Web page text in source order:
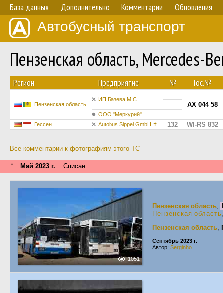
База данных Дополнительно Комментарии Обновления
Автобусный транспорт
Пензенская область,
Регион Предприятие № Гос.№
Пензенская область
ИП Базева М.С.
АХ 044 58
ООО "Меркурий"
Гессен
Autobus Sippel GmbH ✝︎ 132 WI-RS 832
Все комментарии к фотографиям этого ТС
↑ Май 2023 г. Списан
1051
Пензенская область,
Пензенская область
Пензенская область,
Сентябрь 2023 г.
Автор: Serginho